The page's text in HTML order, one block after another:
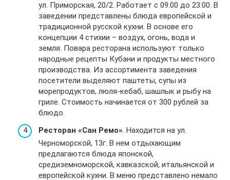
ул. Приморская, 20/2. Работает с 09:00 до 23:00. В
заведении представлены блюда европейской и
традиционной русской кухни. В основе его
концепции 4 стихии – воздух, огонь, вода и
земля. Повара ресторана используют только
народные рецепты Кубани и продукты местного
производства. Из ассортимента заведения
посетители выделяют паштеты, супы из
морепродуктов, люля-кебаб, шашлык и рыбу на
гриле. Стоимость начинается от 300 рублей за
блюдо.
Ресторан «Сан Ремо». Находится на ул.
Черноморской, 13г. В нем отдыхающим
предлагаются блюда японской,
средиземноморской, кавказской, итальянской и
европейской кухни. В меню представлено немало